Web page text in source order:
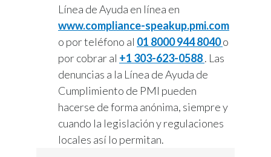
Línea de Ayuda en línea en
www.compliance-speakup.pmi.com
o por teléfono al 01 8000 944 8040o
por cobrar al +1 303-623-0588. Las
denuncias a la Línea de Ayuda de
Cumplimiento de PMI pueden
hacerse de forma anónima, siempre y
cuando la legislación y regulaciones
locales así lo permitan.